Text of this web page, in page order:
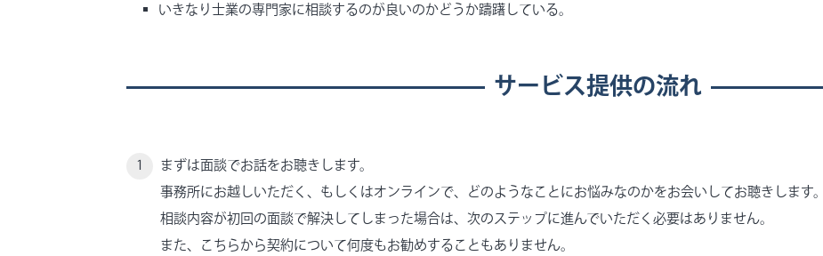
いきなり士業の専門家に相談するのが良いのかどうか躊躇している。
サービス提供の流れ
まずは面談でお話をお聴きします。
事務所にお越しいただく、もしくはオンラインで、どのようなことにお悩みなのかをお会いしてお聴きします
相談内容が初回の面談で解決してしまった場合は、次のステップに進んでいただく必要はありません。
また、こちらから契約について何度もお勧めすることもありません。